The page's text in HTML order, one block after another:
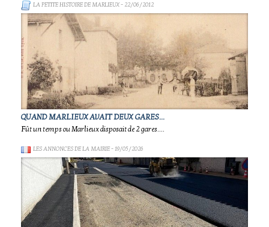
LA PETITE HISTOIRE DE MARLIEUX- 22/06/2012
QUAND MARLIEUX AVAIT DEUX GARES...
Fût un temps ou Marlieux disposait de 2 gares....
LES ANNONCES DE LA MAIRIE- 19/05/2026